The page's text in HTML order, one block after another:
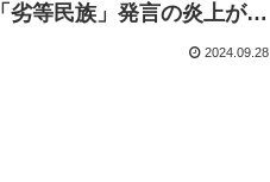
「劣等民族」発言の炎上が止
まずスポンサーに配慮か？
2024.09.28